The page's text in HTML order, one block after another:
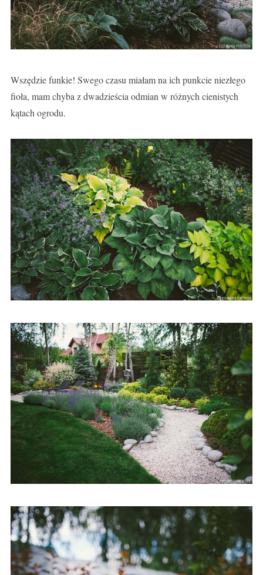
Wszędzie funkie! Swego czasu miałam na ich punkcie niezłego
fioła, mam chyba z dwadzieścia odmian w różnych cienistych
kątach ogrodu.